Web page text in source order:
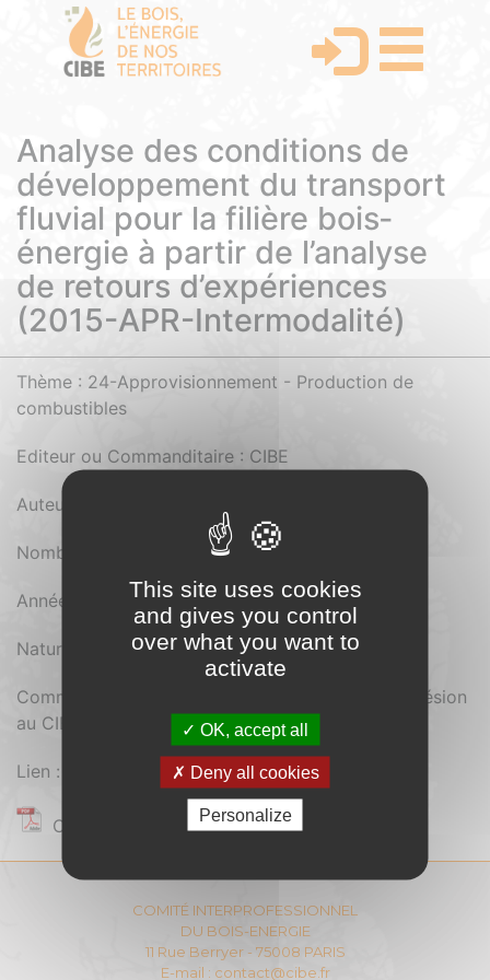
Analyse des conditions de
développement du transport
fluvial pour la filière bois‐
énergie à partir de l’analyse
de retours d’expériences
(2015-APR-Intermodalité)
Thème : 24-Approvisionnement - Production de
combustibles
Editeur ou Commanditaire : CIBE
Auteur : CIBE
Nombre de pages : 24
Année d'édition : 2014
Nature du document :
Comment se procurer le document : Payant (Adhésion
au CIBE)
Lien :
Contenu réservé aux adhérents
COMITÉ INTERPROFESSIONNEL
DU BOIS-ENERGIE
11 Rue Berryer - 75008 PARIS
E-mail : contact@cibe.fr
This site uses cookies
and gives you control
over what you want to
activate
OK, accept all
Deny all cookies
Personalize